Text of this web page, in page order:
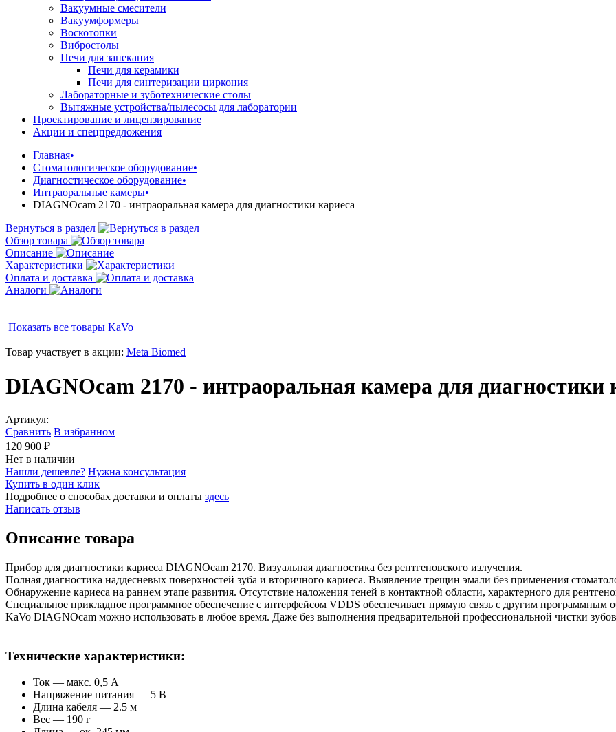
Вакуумные смесители
Вакуумформеры
Воскотопки
Вибростолы
Печи для запекания
Печи для керамики
Печи для синтеризации циркония
Лабораторные и зуботехнические столы
Вытяжные устройства/пылесосы для лаборатории
Проектирование и лицензирование
Акции и спецпредложения
Главная•
Стоматологическое оборудование•
Диагностическое оборудование•
Интраоральные камеры•
DIAGNOcam 2170 - интраоральная камера для диагностики кариеса
Вернуться в раздел
Обзор товара
Описание
Характеристики
Оплата и доставка
Аналоги
Показать все товары KaVo
Товар участвует в акции: Meta Biomed
DIAGNOcam 2170 - интраоральная камера для диагностики
Артикул:
Сравнить В избранном
120 900 ₽
Нет в наличии
Нашли дешевле? Нужна консультация
Купить в один клик
Подробнее о способах доставки и оплаты здесь
Написать отзыв
Описание товара
Прибор для диагностики кариеса DIAGNOcam 2170. Визуальная диагностика без рентгеновского излучения.
Полная диагностика наддесневых поверхностей зуба и вторичного кариеса. Выявление трещин эмали без применения
Обнаружение кариеса на раннем этапе развития. Отсутствие наложения теней в контактной области, характерного для
Специальное прикладное программное обеспечение с интерфейсом VDDS обеспечивает прямую связь с другим программным
KaVo DIAGNOcam можно использовать в любое время. Даже без выполнения предварительной профессиональной чистки
Технические характеристики:
Ток — макс. 0,5 A
Напряжение питания — 5 В
Длина кабеля — 2.5 м
Вес — 190 г